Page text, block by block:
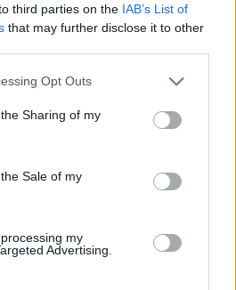
third parties on the IAB’s List of
that may further disclose it to other
Opt Outs
Sharing of my
Sale of my
my
Advertising.
OFFERTE AMAZON